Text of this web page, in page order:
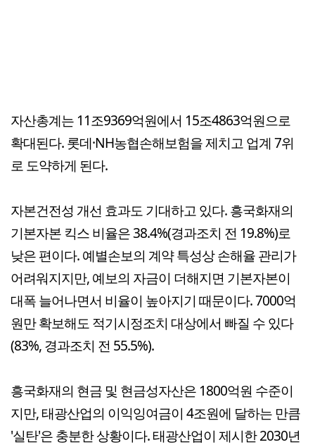
자산총계는 11조9369억원에서 15조4863억원으로
확대된다. 롯데·NH농협손해보험을 제치고 업계 7위
로 도약하게 된다.
자본건전성 개선 효과도 기대하고 있다. 흥국화재의
기본자본 킥스 비율은 38.4%(경과조치 전 19.8%)로
낮은 편이다. 예별손보의 계약 특성상 손해율 관리가
어려워지지만, 예보의 자금이 더해지면 기본자본이
대폭 늘어나면서 비율이 높아지기 때문이다. 7000억
원만 확보해도 적기시정조치 대상에서 빠질 수 있다
(83%, 경과조치 전 55.5%).
흥국화재의 현금 및 현금성자산은 1800억원 수준이
지만, 태광산업의 이익잉여금이 4조원에 달하는 만큼
'실탄'은 충분한 상황이다. 태광산업이 제시한 2030년